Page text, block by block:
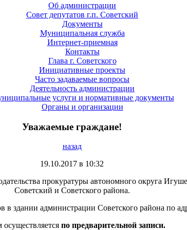
Об администрации
Совет депутатов г.п. Советский
Документы
Муниципальная служба
Интернет-приемная
Контакты
Глава г. Советского
Инициативные проекты
Часто задаваемые вопросы
Деятельность администрации
услуги и нормативные документы
Органы и организации
Уважаемые граждане!
назад
19.10.2017 в 10:32
прокуратуры автономного округа
Советский и Советского района.
в здании администрации Советского района по
по предварительной записи.